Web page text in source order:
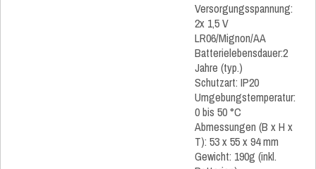
Versorgungsspannung:
2x 1,5 V
LR06/Mignon/AA
Batterielebensdauer:2
Jahre (typ.)
Schutzart: IP20
Umgebungstemperatur:
0 bis 50 °C
Abmessungen (B x H x
T): 53 x 55 x 94 mm
Gewicht: 190g (inkl.